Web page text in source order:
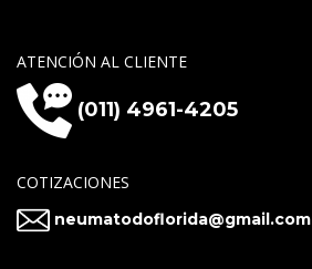
ATENCIÓN AL CLIENTE
(011) 4961-4205
COTIZACIONES
neumatodoflorida@gmail.com